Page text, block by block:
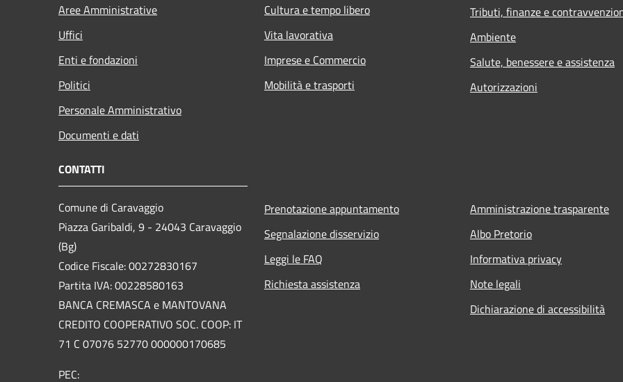
Aree Amministrative
Uffici
Enti e fondazioni
Politici
Personale Amministrativo
Documenti e dati
Cultura e tempo libero
Vita lavorativa
Imprese e Commercio
Mobilità e trasporti
Tributi, finanze e
Ambiente
Salute, benessere e assistenza
Autorizzazioni
CONTATTI
Comune di Caravaggio
Piazza Garibaldi, 9 - 24043 Caravaggio
(Bg)
Codice Fiscale: 00272830167
Partita IVA: 00228580163
BANCA CREMASCA e MANTOVANA
CREDITO COOPERATIVO SOC. COOP: IT
71 C 07076 52770 000000170685
PEC:
Prenotazione appuntamento
Segnalazione disservizio
Leggi le FAQ
Richiesta assistenza
Amministrazione trasparente
Albo Pretorio
Informativa privacy
Note legali
Dichiarazione di accessibilità